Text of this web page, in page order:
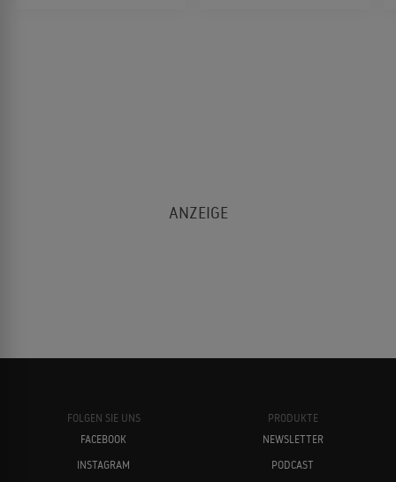
FOLGEN SIE UNS
FACEBOOK
INSTAGRAM
PRODUKTE
NEWSLETTER
PODCAST